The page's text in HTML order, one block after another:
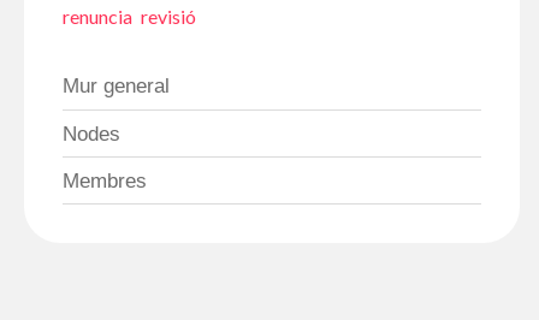
renuncia revisió
Mur general
Nodes
Membres